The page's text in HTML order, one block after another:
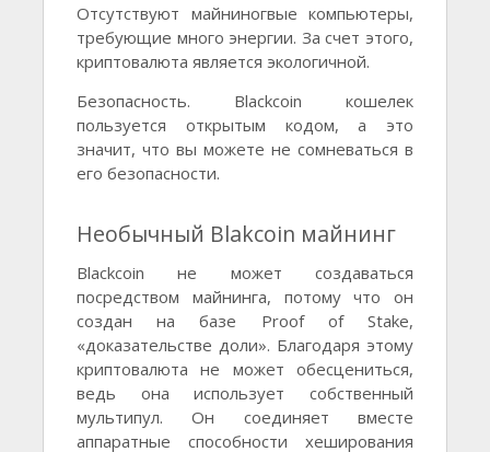
Отсутствуют майниногвые компьютеры,
требующие много энергии. За счет этого,
криптовалюта является экологичной.
Безопасность. Blackcoin кошелек
пользуется открытым кодом, а это
значит, что вы можете не сомневаться в
его безопасности.
Необычный Blakcoin майнинг
Blackcoin не может создаваться
посредством майнинга, потому что он
создан на базе Proof of Stake,
«доказательстве доли». Благодаря этому
криптовалюта не может обесцениться,
ведь она использует собственный
мультипул. Он соединяет вместе
аппаратные способности хеширования